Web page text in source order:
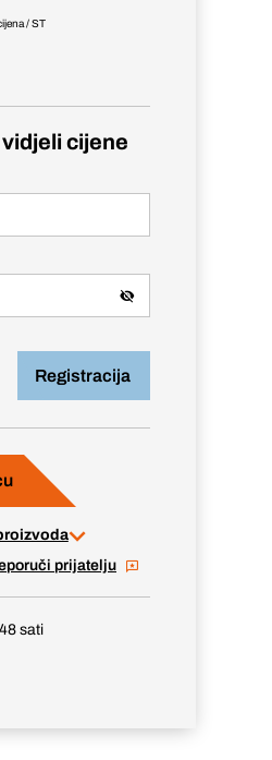
/ ST
cijene
Registracija
prijatelju
sati